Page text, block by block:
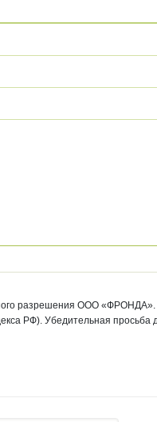
разрешения ООО
РФ). Убедительная